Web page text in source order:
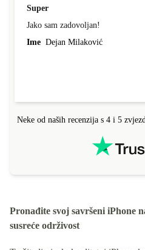
Super
Jako sam zadovoljan!
Ime Dejan Milaković
Neke od naših recenzija s 4 i 5
Pronađite svoj savršeni iPhone
susreće održivost